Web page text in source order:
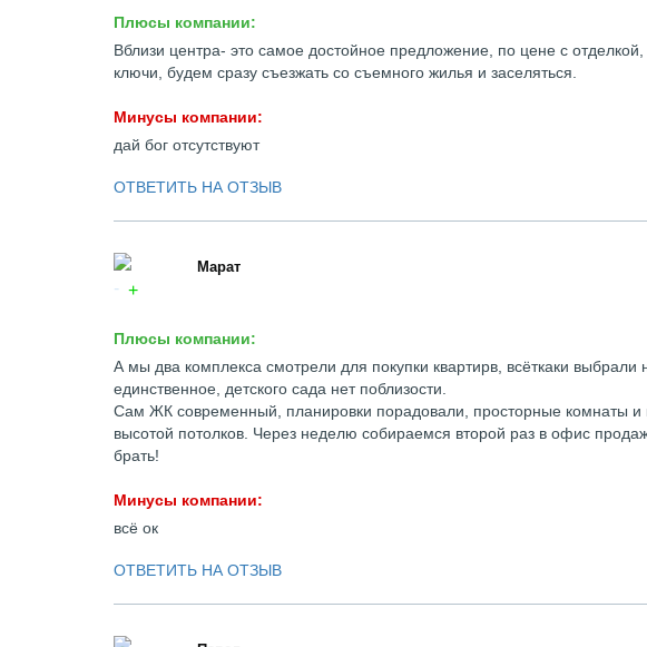
Плюсы компании:
Вблизи центра- это самое достойное предложение, по цене с
ключи, будем сразу съезжать со съемного жилья и заселяться.
Минусы компании:
дай бог отсутствуют
ОТВЕТИТЬ НА ОТЗЫВ
Марат
Плюсы компании:
А мы два комплекса смотрели для покупки квартирв, всёткаки
единственное, детского сада нет поблизости.
Сам ЖК современный, планировки порадовали, просторные комнаты и
высотой потолков. Через неделю собираемся второй раз в офис
брать!
Минусы компании:
всё ок
ОТВЕТИТЬ НА ОТЗЫВ